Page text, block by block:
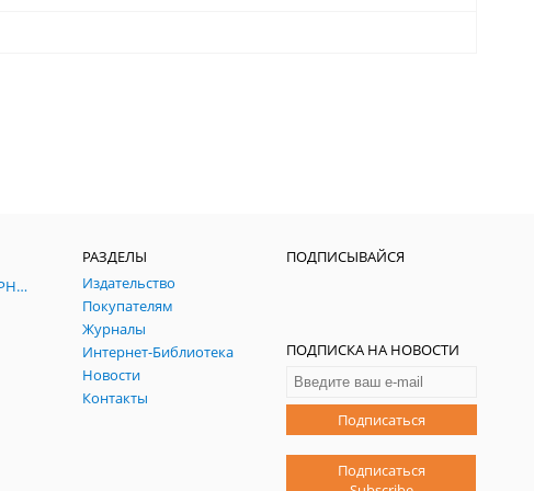
ОТДЕЛЬНЫЕ НОМЕРА ЖУРНАЛОВ
РАЗДЕЛЫ
Издательство
Покупателям
Журналы
Интернет-Библиотека
Новости
Контакты
ПОДПИСЫВАЙСЯ
ПОДПИСКА НА НОВОСТИ
Подписаться
Подписаться